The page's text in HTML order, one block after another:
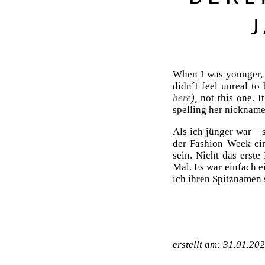
When I was
didn´t feel unreal to
here), not this one.
spelling her
Als ich jünger war –
der Fashion Week
sein. Nicht das
Mal. Es war einfach
ich ihren
erstellt am: